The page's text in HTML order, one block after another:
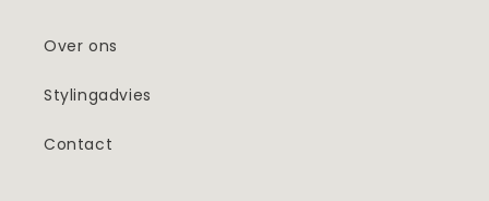
Over ons
Stylingadvies
Contact